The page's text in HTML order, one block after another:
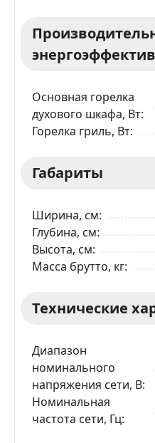
Основная горелка
духового шкафа, Вт
Горелка гриль, Вт
Габариты
Ширина, см
Глубина, см
Высота, см
Масса брутто, кг
Технические
Диапазон
номинального
напряжения сети, В
Номинальная
частота сети, Гц